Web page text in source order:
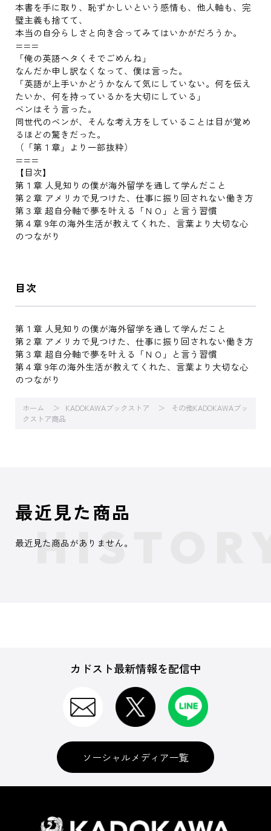
本書を手に取り、恥ずかしいという感情も、他人軸も、完
璧主義も捨てて、
本当の自分らしさと向き合ってみてはいかがだろうか。
===
「俺の英語ヘタくそでごめんね」
なんだか申し訳なくなって、僕は言った。
「英語が上手いかどうかなんて気にしていない。何を伝え
たいか、何を持っているかを大切にしている」
ベンはそう言った。
同世代のベンが、そんな考え方をしていることは目が覚め
るほどの驚きだった。
（「第１章」より一部抜粋）
===
【目次】
第１章 人見知りの僕が海外留学を通して学んだこと
第２章 アメリカで見つけた、仕事に振り回されない働き方
第３章 超自分軸で夢を叶える「ＮＯ」と言う習慣
第４章 9年の海外生活が教えてくれた、言葉より大切な心
のつながり
目次
第１章 人見知りの僕が海外留学を通して学んだこと
第２章 アメリカで見つけた、仕事に振り回されない働き方
第３章 超自分軸で夢を叶える「ＮＯ」と言う習慣
第４章 9年の海外生活が教えてくれた、言葉より大切な心
のつながり
ホーム KADOKAWAブックストア
その他KADOKAWAブッ
クストア商品
最近見た商品
最近見た商品がありません。
カドスト最新情報を配信中
ソーシャルメディア一覧